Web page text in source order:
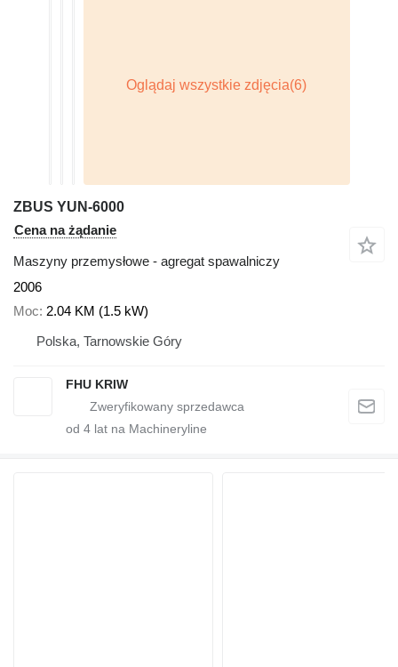
ZBUS YUN-6000
Cena na żądanie
Maszyny przemysłowe - agregat spawalniczy
2006
Moc 2.04 KM (1.5 kW)
Polska, Tarnowskie Góry
FHU KRIW
od 4 lat na Machineryline